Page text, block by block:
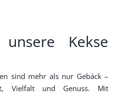
Kekse
sind mehr als nur Gebäck –
Vielfalt und Genuss. Mit